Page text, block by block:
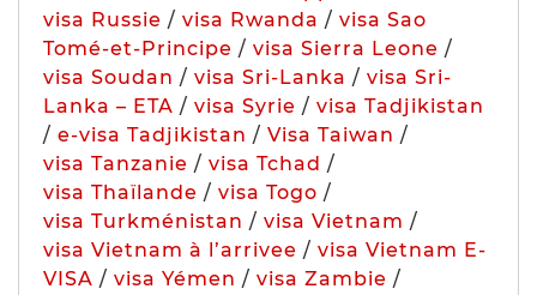
visa Russie / visa Rwanda / visa Sao
Tomé-et-Principe / visa Sierra Leone /
visa Soudan / visa Sri-Lanka / visa Sri-
Lanka – ETA / visa Syrie / visa Tadjikistan
/ e-visa Tadjikistan / Visa Taiwan /
visa Tanzanie / visa Tchad /
visa Thaïlande / visa Togo /
visa Turkménistan / visa Vietnam /
visa Vietnam à l’arrivee / visa Vietnam E-
VISA / visa Yémen / visa Zambie /